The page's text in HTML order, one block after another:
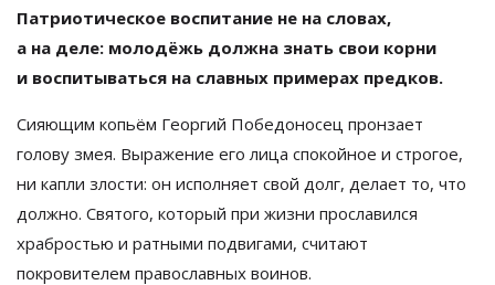
Патриотическое воспитание не на словах,
а на деле: молодёжь должна знать свои корни
и воспитываться на славных примерах предков.
Сияющим копьём Георгий Победоносец пронзает
голову змея. Выражение его лица спокойное и строгое,
ни капли злости: он исполняет свой долг, делает то, что
должно. Святого, который при жизни прославился
храбростью и ратными подвигами, считают
покровителем православных воинов.